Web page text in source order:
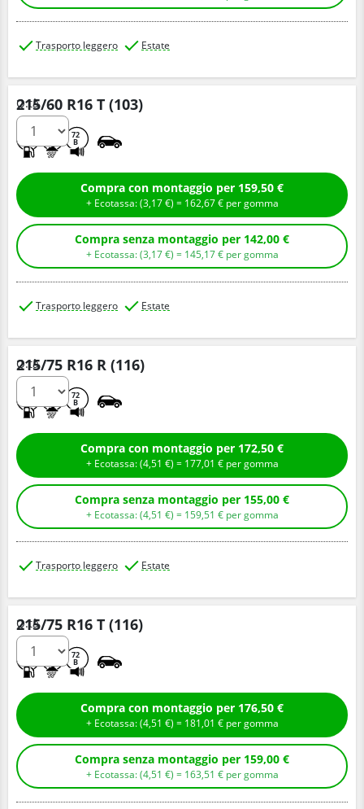
Trasporto leggero Estate
215/60 R16 T (103)
72
B
Q.tà
Compra con montaggio per 159,50 €
+ Ecotassa: (3,17€ ) = 162,67€ per gomma
Compra senza montaggio per 142,00 €
+ Ecotassa: (3,17€ ) = 145,17€ per gomma
Trasporto leggero Estate
215/75 R16 R (116)
72
B
Q.tà
Compra con montaggio per 172,50 €
+ Ecotassa: (4,51 € ) = 177,01 € per gomma
Compra senza montaggio per 155,00 €
+ Ecotassa: (4,51 € ) = 159,51 € per gomma
Trasporto leggero Estate
215/75 R16 T (116)
72
B
Q.tà
Compra con montaggio per 176,50 €
+ Ecotassa: (4,51 € ) = 181,01 € per gomma
Compra senza montaggio per 159,00 €
+ Ecotassa: (4,51 € ) = 163,51 € per gomma